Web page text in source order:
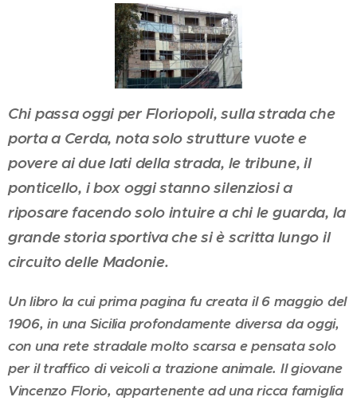
Chi passa oggi per Floriopoli, sulla strada che
porta a Cerda, nota solo strutture vuote e
povere ai due lati della strada, le tribune, il
ponticello, i box oggi stanno silenziosi a
riposare facendo solo intuire a chi le guarda, la
grande storia sportiva che si è scritta lungo il
circuito delle Madonie.
Un libro la cui prima pagina fu creata il 6 maggio del
1906, in una Sicilia profondamente diversa da oggi,
con una rete stradale molto scarsa e pensata solo
per il traffico di veicoli a trazione animale. Il giovane
Vincenzo Florio, appartenente ad una ricca famiglia